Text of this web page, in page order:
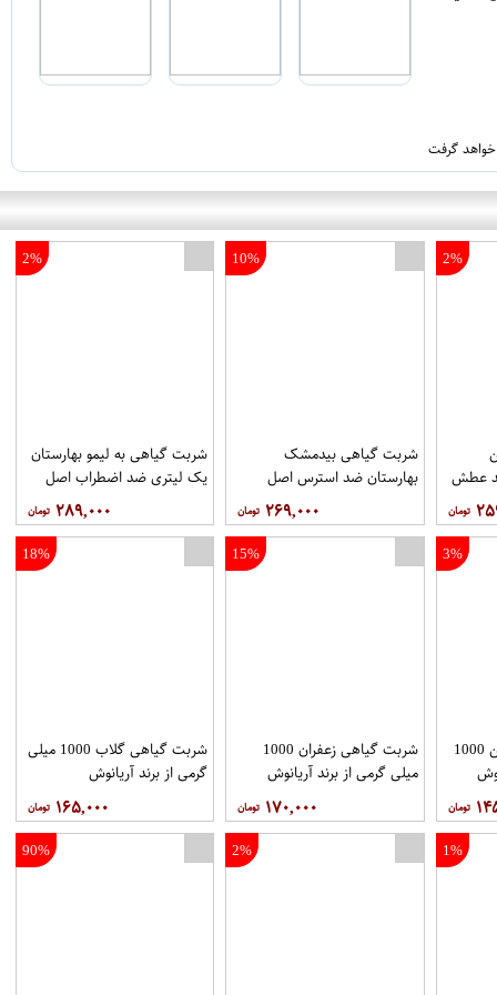
خواهد گرفت
2%
عطش
10%
شربت گیاهی بیدمشک
بهارستان ضد استرس اصل
۲۶۹,۰۰۰
2%
شربت گیاهی به لیمو بهارستان
یک لیتری ضد اضطراب اصل
۲۸۹,۰۰۰
3%
شربت گیاهی سکنجبین 1000
15%
شربت گیاهی زعفران 1000
میلی گرمی از برند آریانوش
۱۷۰,۰۰۰
18%
شربت گیاهی گلاب 1000 میلی
گرمی از برند آریانوش
۱۶۵,۰۰۰
1%
2%
90%